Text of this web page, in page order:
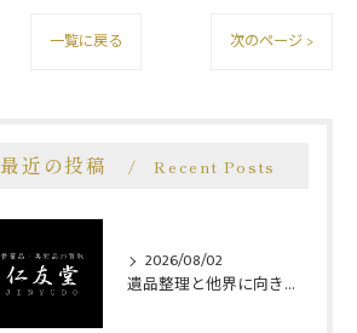
一覧に戻る 次のページ >
最近の投稿 Recent Posts
2026/08/02
遺品整理と他界に向き合う埼玉県狭山市南埼玉郡宮代町での安心サポート事例